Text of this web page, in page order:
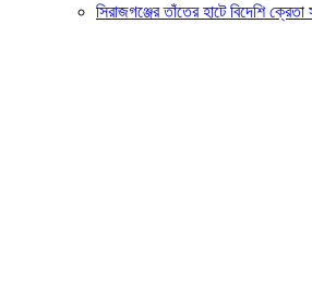
সিরাজগঞ্জের তাঁতের হাটে বিদেশি